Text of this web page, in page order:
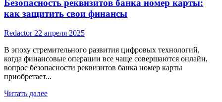
Безопасность реквизитов банка номер карты:
как защитить свои финансы
Redactor 22 апреля 2025
В эпоху стремительного развития цифровых технологий,
когда финансовые операции все чаще совершаются онлайн,
вопрос безопасности реквизитов банка номер карты
приобретает...
Читать далееRead